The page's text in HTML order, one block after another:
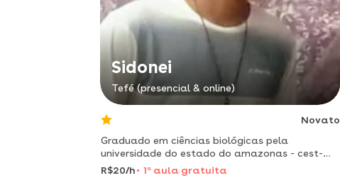
Sidonei
Tefé (presencial & online)
Novato
Graduado em ciências biológicas pela
universidade do estado do amazonas - cest-
uea com o tcc "recursos didático para o ensino
de genética" e conselheiro tutelar.
R$20/h 1 a aula gratuita